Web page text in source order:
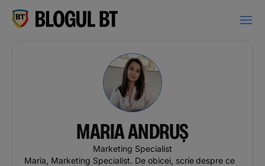
кириллица
MARIA ANDRUȘ
Marketing Specialist
Maria, Marketing Specialist. De obicei, scrie despre ce